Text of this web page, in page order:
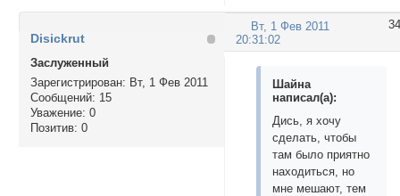
34
Вт, 1 Фев 2011
20:31:02
Disickrut
Заслуженный
Зарегистрирован: Вт, 1 Фев 2011
Сообщений: 15
Уважение: 0
Позитив: 0
Шайна
написал(а):
Дись, я хочу
сделать, чтобы
там было приятно
находиться, но
мне мешают, тем